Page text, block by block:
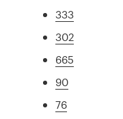
333
302
665
90
76